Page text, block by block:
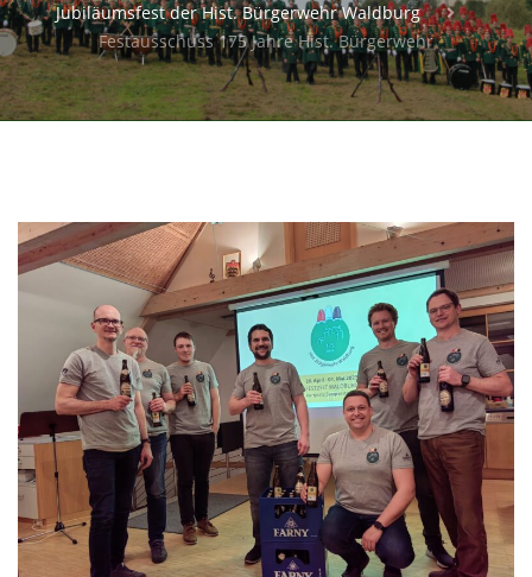
Jubiläumsfest der Hist. Bürgerwehr Waldburg
Festausschuss 175 Jahre Hist. Bürgerwehr